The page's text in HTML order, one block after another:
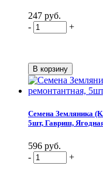
247 руб.
-
+
Семена Земляника
5шт, Гавриш,
596 руб.
-
+